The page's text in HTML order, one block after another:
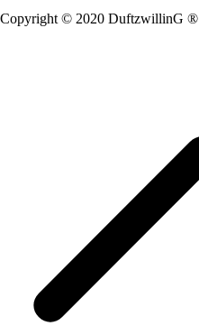
Copyright © 2020 DuftzwillinG ®